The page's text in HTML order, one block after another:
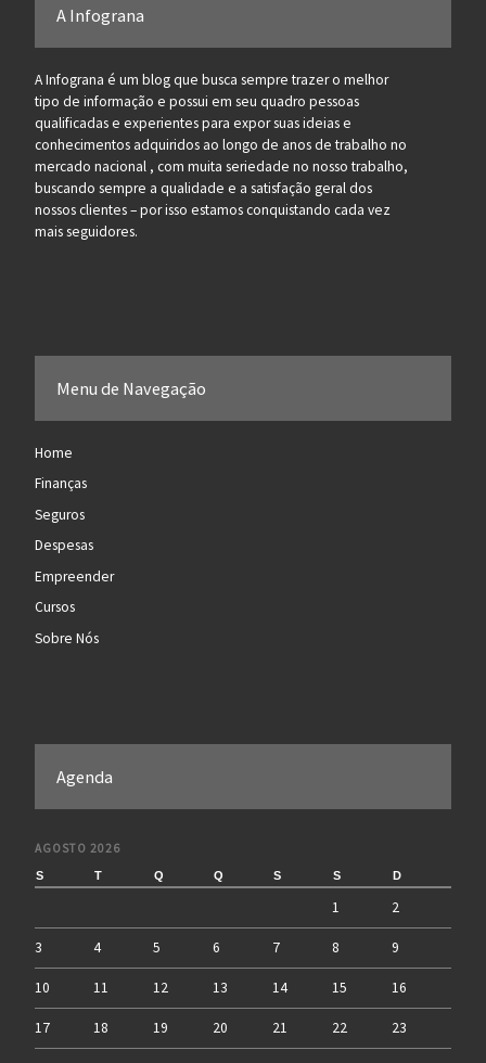
A Infograna
A Infograna é um blog que busca sempre trazer o melhor
tipo de informação e possui em seu quadro pessoas
qualificadas e experientes para expor suas ideias e
conhecimentos adquiridos ao longo de anos de trabalho no
mercado nacional , com muita seriedade no nosso trabalho,
buscando sempre a qualidade e a satisfação geral dos
nossos clientes – por isso estamos conquistando cada vez
mais seguidores.
Menu de Navegação
Home
Finanças
Seguros
Despesas
Empreender
Cursos
Sobre Nós
Agenda
AGOSTO 2026
S T Q Q S S D
1 2
3 4 5 6 7 8 9
10 11 12 13 14 15 16
17 18 19 20 21 22 23